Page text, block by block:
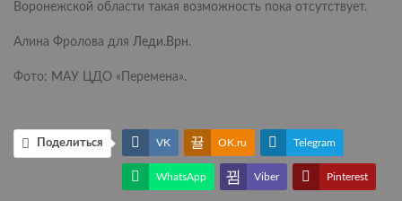
Воронежской области такая возможность пока отсутствует.
Алина Фролова для Леди.Врн.
Фото: МАУ ЦДО «Перемена».
Поделиться VK OK.ru Telegram
WhatsApp Viber Pinterest